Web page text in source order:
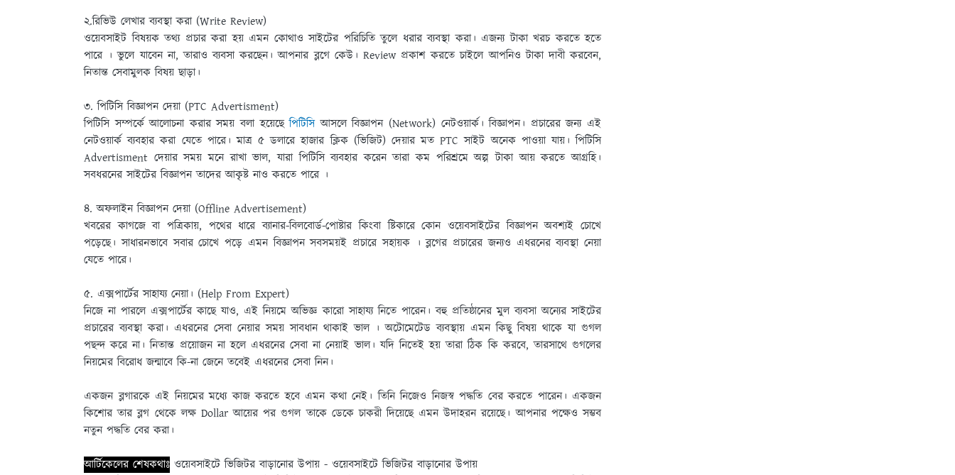
২.রিভিউ লেখার ব্যবস্থা করা (Write Review)
ওয়েবসাইট বিষয়ক তথ্য প্রচার করা হয় এমন কোথাও সাইটের পরিচিতি তুলে ধরার ব্যবস্থা করা। এজন্য টাকা খরচ করতে হতে
পারে । ভুলে যাবেন না, তারাও ব্যবসা করছেন। আপনার ব্লগে কেউ। Review প্রকাশ করতে চাইলে আপনিও টাকা দাবী করবেন,
নিতান্ত সেবামুলক বিষয় ছাড়া।
৩. পিটিসি বিজ্ঞাপন দেয়া (PTC Advertisment)
পিটিসি সম্পর্কে আলােচনা করার সময় বলা হয়েছেপিটিসিআসলে বিজ্ঞাপন (Network) নেটওয়ার্ক। বিজ্ঞাপন। প্রচারের জন্য এই
নেটওয়ার্ক ব্যবহার করা যেতে পারে। মাত্র ৫ ডলারে হাজার ক্লিক (ভিজিট) দেয়ার মত PTC সাইট অনেক পাওয়া যায়। পিটিসি
Advertisment দেয়ার সময় মনে রাখা ভাল, যারা পিটিসি ব্যবহার করেন তারা কম পরিশ্রমে অল্প টাকা আয় করতে আগ্রহি।
সবধরনের সাইটের বিজ্ঞাপন তাদের আকৃষ্ট নাও করতে পারে ।
৪. অফলাইন বিজ্ঞাপন দেয়া (Offline Advertisement)
খবরের কাগজে বা পত্রিকায়, পথের ধারে ব্যানার-বিলবাের্ড-পােষ্টার কিংবা ষ্টিকারে কোন ওয়েবসাইটের বিজ্ঞাপন অবশ্যই চোখে
পড়েছে। সাধারনভাবে সবার চোখে পড়ে এমন বিজ্ঞাপন সবসময়ই প্রচারে সহায়ক । ব্লগের প্রচারের জন্যও এধরনের ব্যবস্থা নেয়া
যেতে পারে।
৫. এক্সপার্টের সাহায্য নেয়া। (Help From Expert)
নিজে না পারলে এক্সপার্টের কাছে যাও, এই নিয়মে অভিজ্ঞ কারাে সাহায্য নিতে পারেন। বহু প্রতিষ্ঠানের মুল ব্যবসা অন্যের সাইটের
প্রচারের ব্যবস্থা করা। এধরনের সেবা নেয়ার সময় সাবধান থাকাই ভাল । অটোমেটেড ব্যবস্থায় এমন কিছু বিষয় থাকে যা গুগল
পছন্দ করে না। নিতান্ত প্রয়ােজন না হলে এধরনের সেবা না নেয়াই ভাল। যদি নিতেই হয় তারা ঠিক কি করবে, তারসাথে গুগলের
নিয়মের বিরােধ জন্মাবে কি-না জেনে তবেই এধরনের সেবা নিন।
একজন ব্লগারকে এই নিয়মের মধ্যে কাজ করতে হবে এমন কথা নেই। তিনি নিজেও নিজস্ব পদ্ধতি বের করতে পারেন। একজন
কিশাের তার ব্লগ থেকে লক্ষ Dollar আয়ের পর গুগল তাকে ডেকে চাকরী দিয়েছে এমন উদাহরন রয়েছে। আপনার পক্ষেও সম্ভব
নতুন পদ্ধতি বের করা।
আর্টিকেলের শেষকথাঃ ওয়েবসাইটে ভিজিটর বাড়ানোর উপায় - ওয়েবসাইটে ভিজিটর বাড়ানোর উপায়